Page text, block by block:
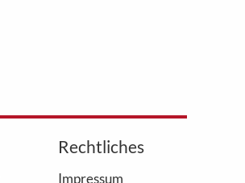
Rechtliches
Impressum